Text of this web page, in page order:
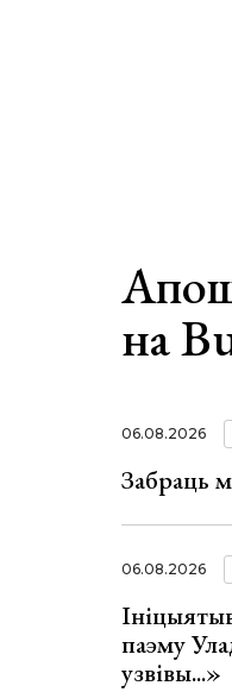
на
06.08.2026
Забраць
06.08.2026
паэму
узвівы...»